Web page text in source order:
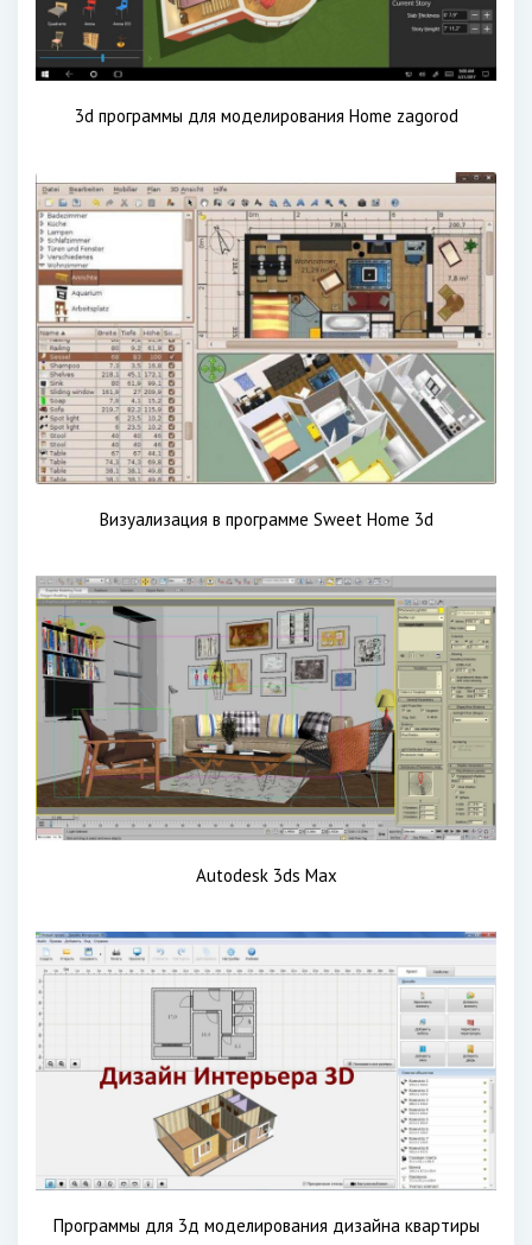
3d программы для моделирования Home zagorod
Визуализация в программе Sweet Home 3d
Autodesk 3ds Max
Программы для 3д моделирования дизайна квартиры